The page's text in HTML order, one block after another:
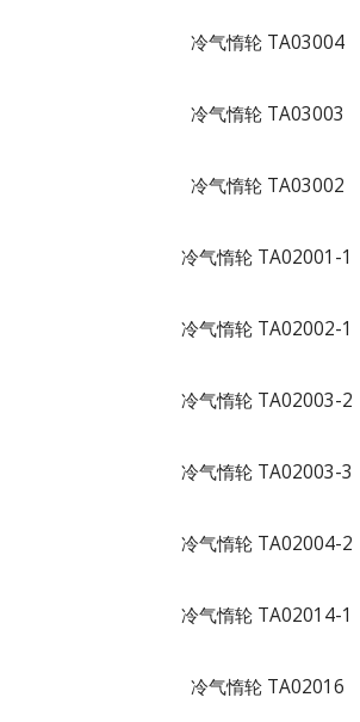
冷气惰轮 TA03004
冷气惰轮 TA03003
冷气惰轮 TA03002
冷气惰轮 TA02001-1
冷气惰轮 TA02002-1
冷气惰轮 TA02003-2
冷气惰轮 TA02003-3
冷气惰轮 TA02004-2
冷气惰轮 TA02014-1
冷气惰轮 TA02016